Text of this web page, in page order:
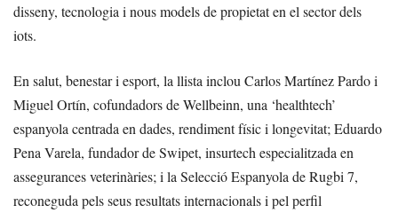
disseny, tecnologia i nous models de propietat en el sector dels
iots.
En salut, benestar i esport, la llista inclou Carlos Martínez Pardo i
Miguel Ortín, cofundadors de Wellbeinn, una ‘healthtech’
espanyola centrada en dades, rendiment físic i longevitat; Eduardo
Pena Varela, fundador de Swipet, insurtech especialitzada en
assegurances veterinàries; i la Selecció Espanyola de Rugbi 7,
reconeguda pels seus resultats internacionals i pel perfil